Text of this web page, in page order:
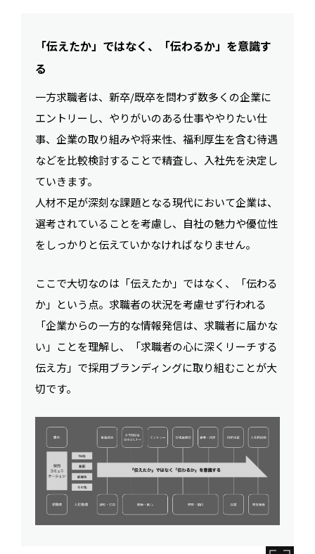
「伝えたか」ではなく、「伝わるか」を意識す
る
一方求職者は、新卒/既卒を問わず数多くの企業に
エントリーし、やりがいのある仕事ややりたい仕
事、企業の取り組みや将来性、福利厚生を含む待遇
などを比較検討することで精査し、入社先を決定し
ていきます。
人材不足が深刻な課題となる現代において企業は、
選考されていることを考慮し、自社の魅力や優位性
をしっかりと伝えていかなければなりません。
ここで大切なのは「伝えたか」ではなく、「伝わる
か」という点。求職者の状況を考慮せず行われる
「企業からの一方的な情報発信は、求職者に届かな
い」ことを理解し、「求職者の心に深くリーチする
伝え方」で採用ブランディングに取り組むことが大
切です。